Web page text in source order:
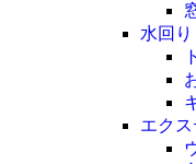
水回り
エク